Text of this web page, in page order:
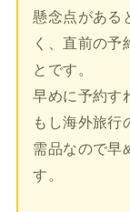
懸念点がある
く、直前の予
とです。
早めに予約す
もし海外旅行
需品なので早
す。